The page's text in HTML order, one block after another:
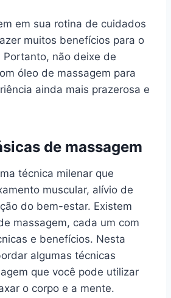
em sua rotina de cuidados
muitos benefícios para o
Portanto, não deixe de
óleo de massagem para
ainda mais prazerosa e
de massagem
técnica milenar que
muscular, alívio de
do bem-estar. Existem
massagem, cada um com
e benefícios. Nesta
algumas técnicas
que você pode utilizar
o corpo e a mente.